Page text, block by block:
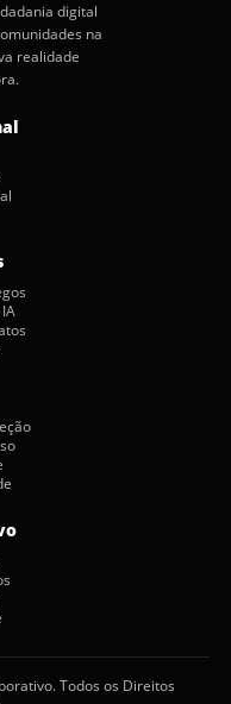
digital
na
realidade
Todos os Direitos